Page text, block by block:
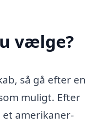
vælge?
så gå efter en
muligt. Efter
amerikaner-